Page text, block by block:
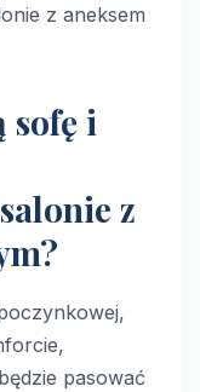
z aneksem
sofę i
z
pasować